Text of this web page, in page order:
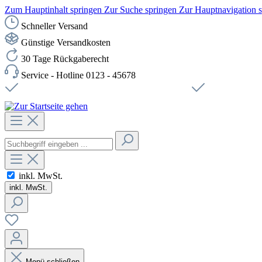
Zum Hauptinhalt springen Zur Suche springen Zur Hauptnavigation
Schneller Versand
Günstige Versandkosten
30 Tage Rückgaberecht
Service - Hotline 0123 - 45678
inkl. MwSt.
inkl. MwSt.